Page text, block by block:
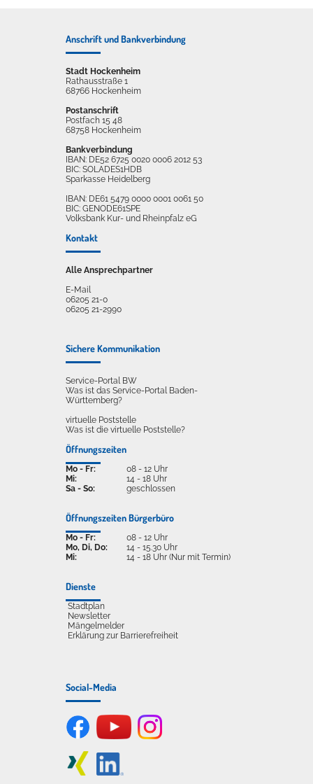
Anschrift und Bankverbindung
Stadt Hockenheim
Rathausstraße 1
68766 Hockenheim
Postanschrift
Postfach 15 48
68758 Hockenheim
Bankverbindung
IBAN: DE52 6725 0020 0006 2012 53
BIC: SOLADES1HDB
Sparkasse Heidelberg
IBAN: DE61 5479 0000 0001 0061 50
BIC: GENODE61SPE
Volksbank Kur- und Rheinpfalz eG
Kontakt
Alle Ansprechpartner
E-Mail
06205 21-0
06205 21-2990
Sichere Kommunikation
Service-Portal BW
Was ist das Service-Portal Baden-
Württemberg?
virtuelle Poststelle
Was ist die virtuelle Poststelle?
Öffnungszeiten
Mo - Fr:
Mi:
Sa - So:
08 - 12 Uhr
14 - 18 Uhr
geschlossen
Öffnungszeiten Bürgerbüro
Mo - Fr:
Mo, Di, Do:
Mi:
08 - 12 Uhr
14 - 15.30 Uhr
14 - 18 Uhr (Nur mit Termin)
Dienste
Stadtplan
Newsletter
Mängelmelder
Erklärung zur Barrierefreiheit
Social-Media